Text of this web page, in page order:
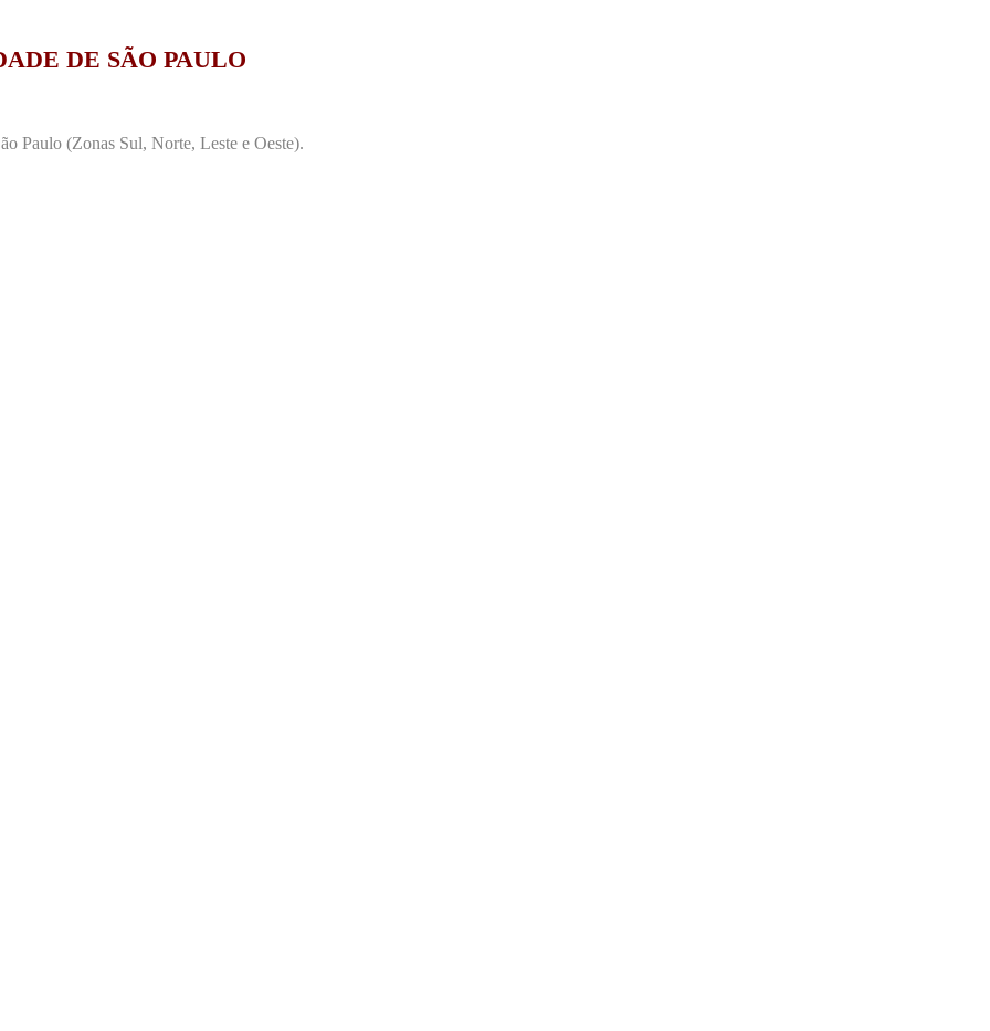
DE SÃO PAULO
Paulo (Zonas Sul, Norte, Leste e Oeste).